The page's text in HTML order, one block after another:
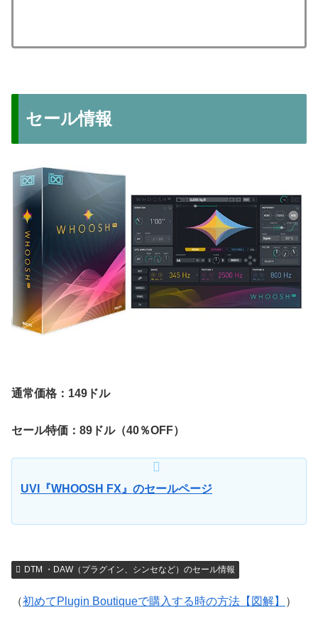
セール情報
通常価格：149ドル
セール特価：89ドル（40％OFF）
UVI『WHOOSH FX』のセールページ
DTM ・DAW（プラグイン、シンセなど）のセール情報
（初めてPlugin Boutiqueで購入する時の方法【図解】 ）